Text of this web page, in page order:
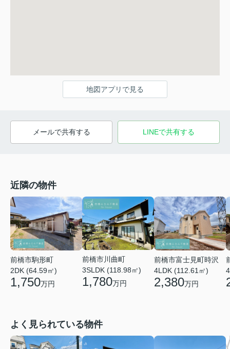
地図アプリで見る
メールで共有する LINEで共有する
近隣の物件
前橋市駒形町
2DK (64.59㎡)
1,750万円
前橋市川曲町
3SLDK (118.98㎡)
1,780万円
前橋市富士見町時沢
4LDK (112.61㎡)
2,380万円
よく見られている物件